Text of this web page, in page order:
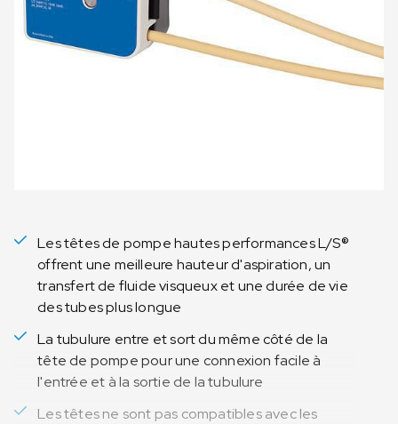
Les têtes de pompe hautes performances L/S®
offrent une meilleure hauteur d'aspiration, un
transfert de fluide visqueux et une durée de vie
des tubes plus longue
La tubulure entre et sort du même côté de la
tête de pompe pour une connexion facile à
l'entrée et à la sortie de la tubulure
Les têtes ne sont pas compatibles avec les